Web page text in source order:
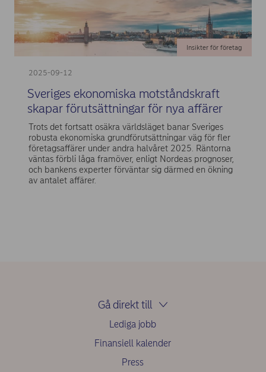
2025-09-12
Insikter för företag
Sveriges ekonomiska motståndskraft
skapar förutsättningar för nya affärer
Trots det fortsatt osäkra världsläget banar Sveriges
robusta ekonomiska grundförutsättningar väg för fler
företagsaffärer under andra halvåret 2025. Räntorna
väntas förbli låga framöver, enligt Nordeas prognoser,
och bankens experter förväntar sig därmed en ökning
av antalet affärer.
Gå direkt till
Lediga jobb
Finansiell kalender
Press